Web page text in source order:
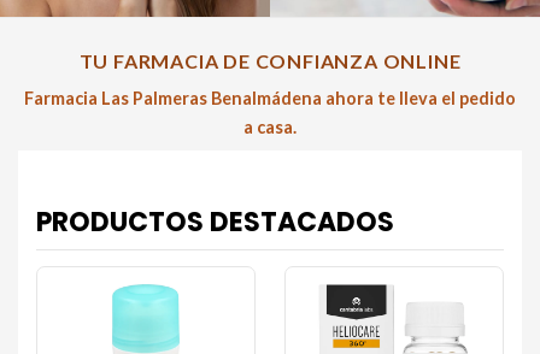
TU FARMACIA DE CONFIANZA ONLINE
Farmacia Las Palmeras Benalmádena ahora te lleva el pedido
a casa.